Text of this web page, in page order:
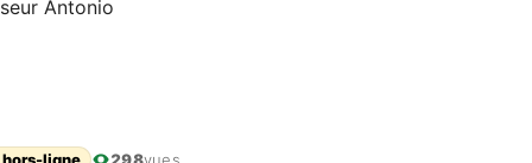
Antonio